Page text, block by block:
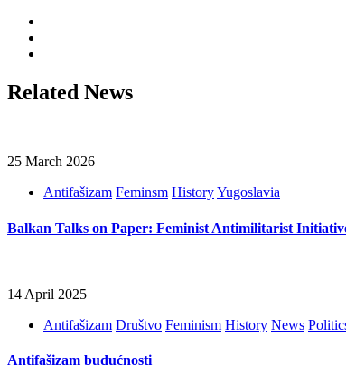
Related News
25 March 2026
Antifašizam Feminsm HistoryYugoslavia
Balkan Talks on Paper: Feminist Antimilitarist
14 April 2025
Antifašizam Društvo Feminism History News
Antifašizam budućnosti